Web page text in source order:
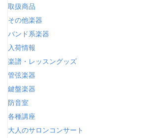
取扱商品
その他楽器
バンド系楽器
入荷情報
楽譜・レッスングッズ
管弦楽器
鍵盤楽器
防音室
各種講座
大人のサロンコンサート